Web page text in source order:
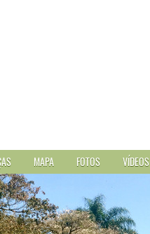
MAPA FOTOS VÍDEOS